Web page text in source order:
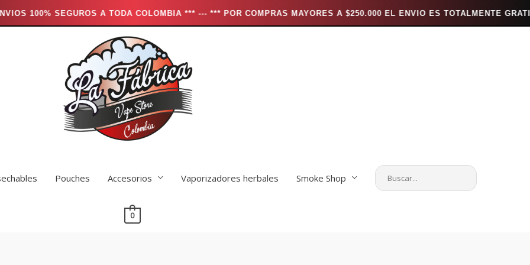
A TODA COLOMBIA *** --- *** POR COMPRAS MAYORES A $250.000 EL ENVIO ES TOTALMENTE GRATIS *** ---
Pouches Accesorios Vaporizadores herbales Smoke Shop
0